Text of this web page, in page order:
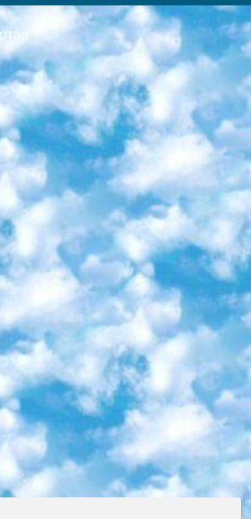
кроме науки). 10. Специализированная школа для глухих и слабослышащих детей. и экзамены в интернатах и быть реализован в виде письменного теста по математике. 11. Специальность для умственно отсталых детей. Для 9 класса Родной язык и литературное письмо Государственный язык (язык обучения – узбекский). для неклассов) написано Математическое письмо Письменная/устная история Узбекистана Физическое воспитание практично Итоговый контроль Для 11 класса Написание родного языка и литературы (эссе) Математическое письмо Узбекский язык (обучение на узбекском языке) не посещающее общее среднее образование для учреждений)/Образовательное учреждение выбор письменный и устный Иностранный язык письменный/устный Письменная/устная история Узбекистана *По выбору студента:  Химия  Физика  Основы государственного права  География 10 бесплатных образовательных ресурсов - Мы составили подборку онлайн-проектов с интерактивными упражнениями, видеолекциями и статьями. Они помогут вам обрести новые и освежить старые знания бесплатно. 1. «ИНТУИТ» Старейшая образовательная площадка Рунета. Здесь вы найдёте сотни текстовых и видеокурсов на десятки различных тем — от программирования до психологии. Многие курсы подготовлены российскими университетами и крупными международными компаниями вроде Intel и Microsoft. Самостоятельное обучение бесплатное, но желающие могут оплатить услуги персональных наставников. 2. «Смартия» знакомит с актуальными профессиями и подсказывает, как им обучаться. Выбрав заинтересовавшую вас специальность — SMM-специалист, фотограф, веб-дизайнер или другую, — увидите список необходимых для неё умений. Чтобы вы могли освоить их самостоятельно, для каждого умения площадка отображает подборку ссылок на учебные материалы. Хотя «Смартия» ориентируется на русскоязычную аудиторию, часть контента всё же доступна только на английском. 3. «Лекторий Физтеха» Проект Московского физико-технического института (Физтеха). С его помощью вы можете смотреть онлайн серии лекций, записанные на видео в этом вузе. В числе доступных предметов — физика, биология, химия, информационные технологии и другие. К некоторым лекциям администрация ресурса прилагает готовые конспекты, которые можно скачивать в PDF-формате. 4. ITMOcourses Онлайн-площадка Санкт-Петербургского национального исследовательского университета информационных технологий, механики и оптики (ИТМО). Ресурс предоставляет свободный доступ к курсам, разработанным в этом вузе. Каталог материалов разбит на четыре категории: «Оптические системы и технологии», «Приборостроение и робототехника», «Информационные технологии» и «Биотехнологии». Курсы состоят из видеолекций, интерактивных демонстраций и заданий. 5. «КиберЛенинка» Электронная научная библиотека открытого доступа. Каталог площадки регулярно обрастает текстами статей из различных научных изданий. Сгруппированные по журналам и рубрикам публикации можно читать онлайн или скачивать целиком в PDF-формате. Проект нацелен на популяризацию науки за счёт открытого доступа к качественной информации. 6. «ПостНаука» На этом ресурсе публикуют подборки видеолекций, составленные экспертами из разных отраслей и объединённые общими темами. Среди них, к примеру, есть серии «Биоинформатика и геномика», «Культура средневековой Скандинавии» и Cinema Studies о теории кино. Каждая подборка лекций — логически связанная история, рассказанная экспертом от первого лица. Кроме того, на сайте появляются научно-образовательные статьи и тесты на разные темы. 7. «Newочём» Команда проекта «Newочём» отбирает самые интересные тексты из англоязычных СМИ и переводит те из них, за которые голосуют участники сообщества «ВКонтакте». По большей части это научно-популярные статьи. Редакторы придумывают лишь заголовки, в остальном содержание переводов соответствует оригиналам. Полные тексты можно читать прямо в социальной сети. 8. InternetUrok Онлайн-база материалов по основным дисциплинам школьной программы. Информация на сайте структурирована по классам, предметам и темам (урокам). Каждый урок состоит из видеолекций и конспектов. Есть также интерактивные тренажёры и тесты для закрепления пройденного материала. Даже если вы давно окончили школу, возможность повторить программу старших классов всегда может пригодиться. 9. Edutainme Ещё один ресурс об образовании. В отличие от Newtonew, как мне кажется, Edutainme больше ориентируется на представителей индустрии: педагогов, предпринимателей, разработчиков образовательных проектов. Но и любой, кто просто стремится к саморазвитию, найдёт на сайте много полезного и интересного для себя. Например, информацию о новых курсах и образовательных сервисах. 10. Newtonew Онлайн-медиа об образовании и обучении в широком смысле. Авторы Newtonew пишут об инструментах, заведениях, тактиках и стратегиях, которые помогают учить других и получать новые знания самостоятельно. На этой площадке вы найдёте новости, обзоры, аналитические мат